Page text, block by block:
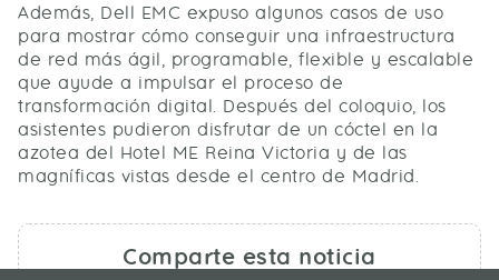
Además, Dell EMC expuso algunos casos de uso
para mostrar cómo conseguir una infraestructura
de red más ágil, programable, flexible y escalable
que ayude a impulsar el proceso de
transformación digital. Después del coloquio, los
asistentes pudieron disfrutar de un cóctel en la
azotea del Hotel ME Reina Victoria y de las
magníficas vistas desde el centro de Madrid.
Comparte esta noticia